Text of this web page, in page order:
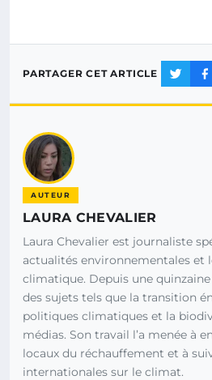
PARTAGER CET ARTICLE
AUTEUR
LAURA CHEVALIER
Laura Chevalier est journaliste
actualités environnementales et
climatique. Depuis une quinzaine
des sujets tels que la transition
politiques climatiques et la
médias. Son travail l’a menée à
locaux du réchauffement et à
internationales sur le climat.